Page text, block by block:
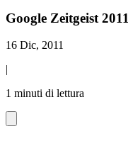
Google Zeitgeist 2011
16 Dic, 2011
|
1 minuti di lettura